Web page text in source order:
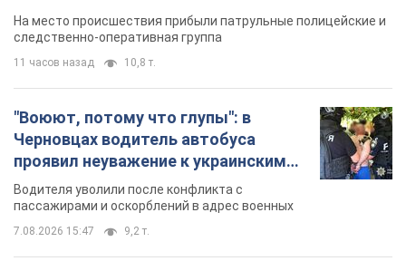
протокол. Видео
На место происшествия прибыли патрульные полицейские и
следственно-оперативная группа
11 часов назад 10,8 т.
"Воюют, потому что глупы": в
Черновцах водитель автобуса
проявил неуважение к украинским
военным и поплатился за это.
Видео
Водителя уволили после конфликта с
пассажирами и оскорблений в адрес военных
7.08.2026 15:47 9,2 т.